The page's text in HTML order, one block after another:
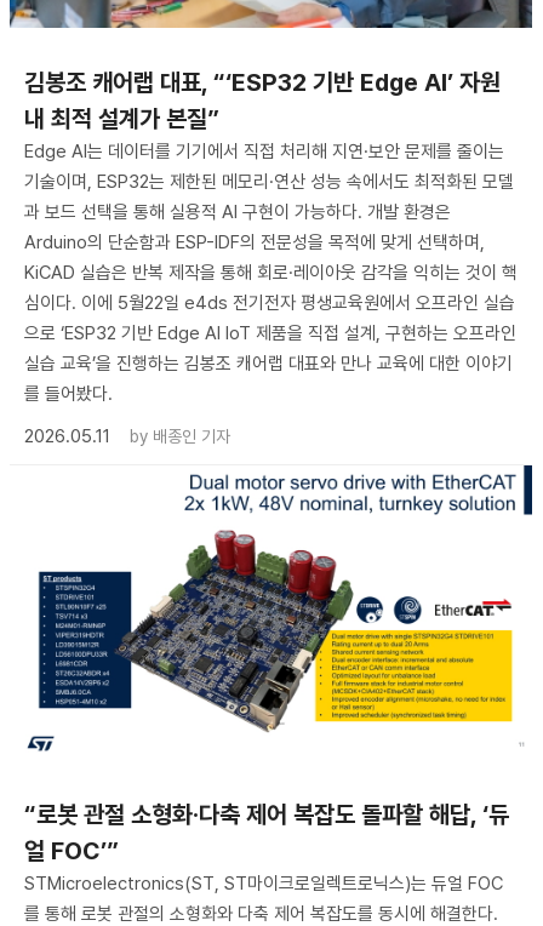
김봉조 캐어랩 대표, “‘ESP32 기반 Edge AI’ 자원
내 최적 설계가 본질”
Edge AI는 데이터를 기기에서 직접 처리해 지연·보안 문제를 줄이는
기술이며, ESP32는 제한된 메모리·연산 성능 속에서도 최적화된 모델
과 보드 선택을 통해 실용적 AI 구현이 가능하다. 개발 환경은
Arduino의 단순함과 ESP-IDF의 전문성을 목적에 맞게 선택하며,
KiCAD 실습은 반복 제작을 통해 회로·레이아웃 감각을 익히는 것이 핵
심이다. 이에 5월22일 e4ds 전기전자 평생교육원에서 오프라인 실습
으로 ‘ESP32 기반 Edge AI IoT 제품을 직접 설계, 구현하는 오프라인
실습 교육’을 진행하는 김봉조 캐어랩 대표와 만나 교육에 대한 이야기
를 들어봤다.
2026.05.11
by 배종인 기자
“로봇 관절 소형화·다축 제어 복잡도 돌파할 해답, ‘듀
얼 FOC’”
STMicroelectronics(ST, ST마이크로일렉트로닉스)는 듀얼 FOC
를 통해 로봇 관절의 소형화와 다축 제어 복잡도를 동시에 해결한다.